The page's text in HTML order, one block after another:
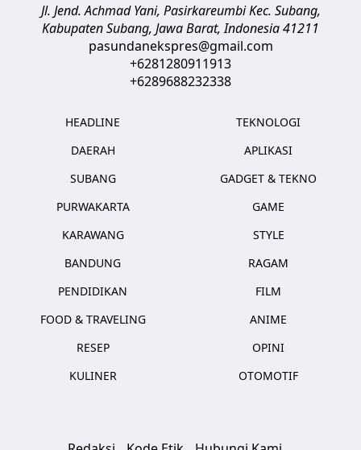
Jl. Jend. Achmad Yani, Pasirkareumbi Kec. Subang,
Kabupaten Subang, Jawa Barat,Indonesia41211
pasundanekspres@gmail.com
+6281280911913
+6289688232338
HEADLINE
DAERAH
SUBANG
PURWAKARTA
KARAWANG
BANDUNG
PENDIDIKAN
FOOD & TRAVELING
RESEP
KULINER
TEKNOLOGI
APLIKASI
GADGET & TEKNO
GAME
STYLE
RAGAM
FILM
ANIME
OPINI
OTOMOTIF